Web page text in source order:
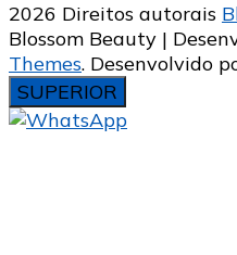
2026 Direitos autorais
Blossom Beauty |
Themes. Desenvolvido
SUPERIOR